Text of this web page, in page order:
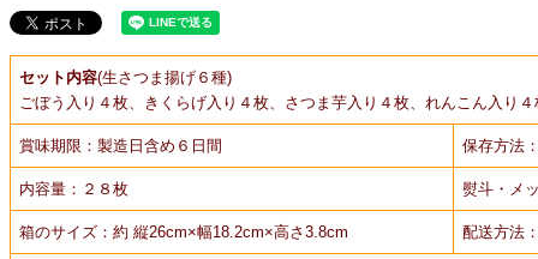
セット内容(生さつま揚げ６種)
ごぼう入り４枚、きくらげ入り４枚、さつま芋入り４枚、れんこん入り
賞味期限：製造日含め６日間 保存方法
内容量：２８枚 熨斗・メ
箱のサイズ：約 縦26cm×幅18.2cm×高さ3.8cm 配送方法